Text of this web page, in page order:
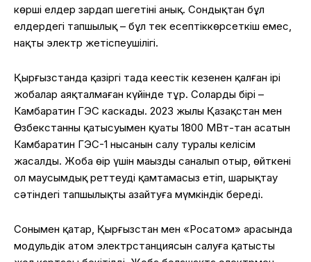
көрші елдер зардап шегетіні анық. Сондықтан бұл
елдердегі тапшылық– бұл тек есептіккөрсеткіш емес,
нақты электр жетіспеушілігі.
Қырғызстанда қазіргі таңда кеңестік кезеңнен қалған ірі
жобалар аяқталмаған күйінде тұр. Солардың бірі –
Камбаратин ГЭС каскады. 2023 жылы Қазақстан мен
Өзбекстанның қатысуымен қуаты 1800 МВт-тан асатын
Камбаратин ГЭС-1 нысанын салу туралы келісім
жасалды. Жоба өңір үшін маңызды саналып отыр, өйткені
ол маусымдық реттеуді қамтамасыз етіп, шарықтау
сәтіндегі тапшылықты азайтуға мүмкіндік береді.
Сонымен қатар, Қырғызстан мен «Росатом» арасында
модульдік атом электрстанциясын салуға қатысты